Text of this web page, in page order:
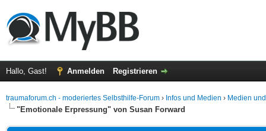
Hallo, Gast! Anmelden Registrieren
traumaforum.ch - moderiertes Selbsthilfe-Forum › Infos und Medien › Medien
"Emotionale Erpressung" von Susan Forward